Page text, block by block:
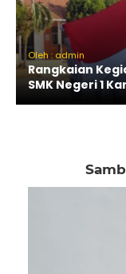
Oleh : admin
Rangkaian
SMK Negeri 1